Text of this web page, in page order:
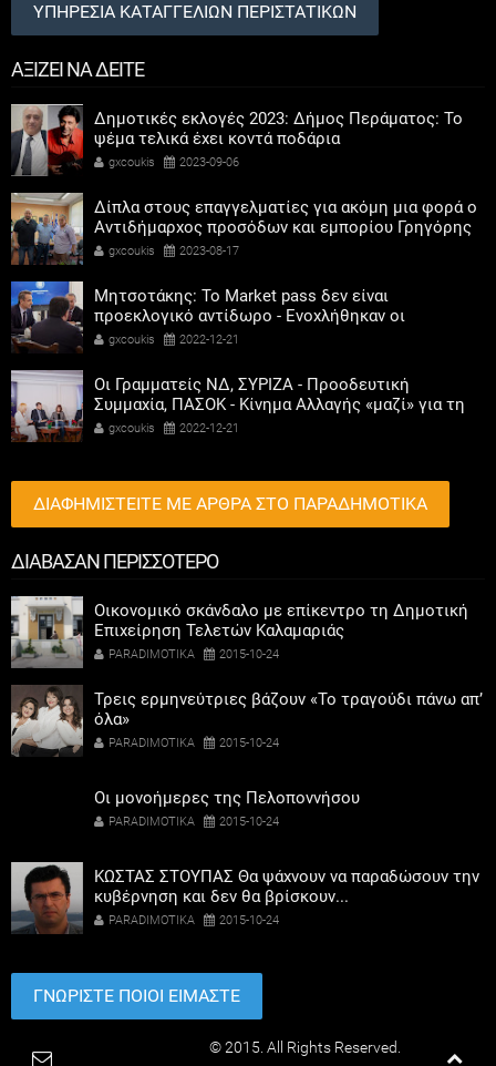
ΥΠΗΡΕΣΙΑ ΚΑΤΑΓΓΕΛΙΩΝ ΠΕΡΙΣΤΑΤΙΚΩΝ
ΑΞΙΖΕΙ ΝΑ ΔΕΙΤΕ
Δημοτικές εκλογές 2023: Δήμος Περάματος: Το
ψέμα τελικά έχει κοντά ποδάρια
gxcoukis 2023-09-06
Δίπλα στους επαγγελματίες για ακόμη μια φορά ο
Αντιδήμαρχος προσόδων και εμπορίου Γρηγόρης
Καψοκόλης
gxcoukis 2023-08-17
Μητσοτάκης: Το Market pass δεν είναι
προεκλογικό αντίδωρο - Ενοχλήθηκαν οι
αριστεροί του χαβιαριού
gxcoukis 2022-12-21
Οι Γραμματείς ΝΔ, ΣΥΡΙΖΑ - Προοδευτική
Συμμαχία, ΠΑΣΟΚ - Κίνημα Αλλαγής «μαζί» για τη
συμμετοχή των γυναικών στην πολιτική
gxcoukis 2022-12-21
ΔΙΑΦΗΜΙΣΤΕΙΤΕ ΜΕ ΑΡΘΡΑ ΣΤΟ ΠΑΡΑΔΗΜΟΤΙΚΑ
ΔΙΑΒΑΣΑΝ ΠΕΡΙΣΣΟΤΕΡΟ
Οικονομικό σκάνδαλο με επίκεντρο τη Δημοτική
Επιχείρηση Τελετών Καλαμαριάς
PARADIMOTIKA 2015-10-24
Τρεις ερμηνεύτριες βάζουν «Το τραγούδι πάνω απ’
όλα»
PARADIMOTIKA 2015-10-24
Οι μονοήμερες της Πελοποννήσου
PARADIMOTIKA 2015-10-24
ΚΩΣΤΑΣ ΣΤΟΥΠΑΣ Θα ψάχνουν να παραδώσουν την
κυβέρνηση και δεν θα βρίσκουν...
PARADIMOTIKA 2015-10-24
ΓΝΩΡΙΣΤΕ ΠΟΙΟΙ ΕΙΜΑΣΤΕ
© 2015. All Rights Reserved.